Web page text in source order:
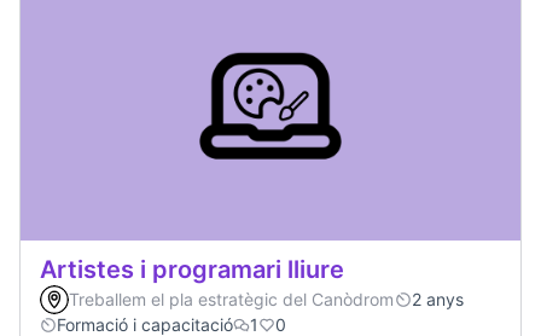
Artistes i programari lliure
Treballem el pla estratègic del Canòdrom
2 anys
Formació i capacitació
1 0